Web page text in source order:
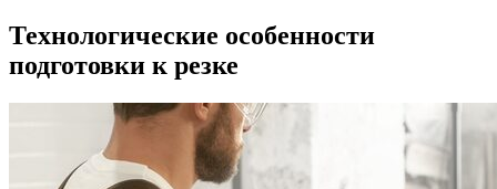
Технологические особенности
подготовки к резке